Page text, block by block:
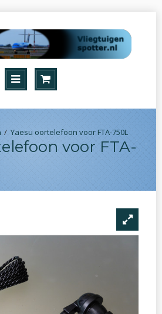
Yaesu oortelefoon voor FTA-750L
voor FTA-